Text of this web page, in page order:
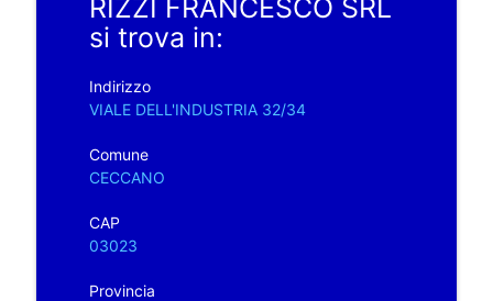
RIZZI FRANCESCO SRL
si trova in:
Indirizzo
VIALE DELL'INDUSTRIA 32/34
Comune
CECCANO
CAP
03023
Provincia